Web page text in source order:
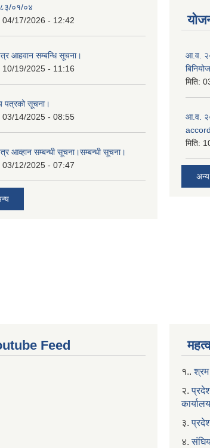
०१/०४
04/17/2026 - 12:42
आहवान सम्बन्धि सूचना।
10/19/2025 - 11:16
सूचना।
03/14/2025 - 08:55
आव्हान सम्बन्धी सूचना।सम्बन्धी सूचना।
03/12/2025 - 07:47
आ.व.
मिति:
आ.व.
मिति:
अन्य
Feed
१..श्रम
२.
३.
४.